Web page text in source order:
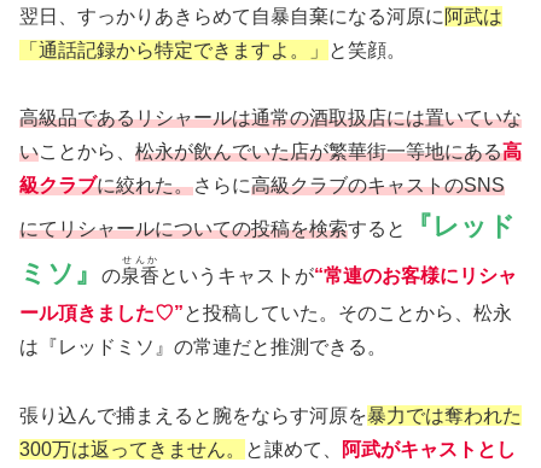
翌日、すっかりあきらめて自暴自棄になる河原に 阿武は
「通話記録から特定できますよ。」
と笑顔。
高級品であるリシャールは通常の酒取扱店には置いていな
いことから、 松永が飲んでいた店が繁華街一等地にある高
級クラブに絞れた。さらに高級クラブのキャストのSNS
にてリシャールについての投稿を検索すると
『レッド
ミソ』
の泉香
せんか
というキャストが“常連のお客様にリシャ
ール頂きました♡”と投稿していた。そのことから、松永
は『レッドミソ』の常連だと推測できる。
張り込んで捕まえると腕をならす河原を暴力では奪われた
300万は返ってきません。
と諌めて、
阿武がキャストとし